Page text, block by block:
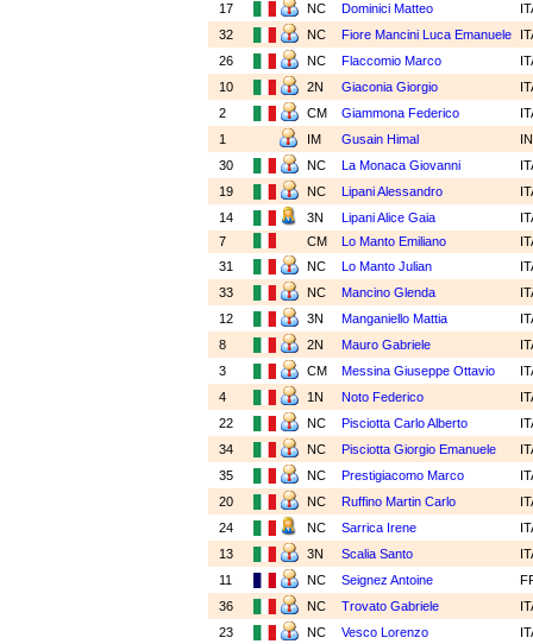
17
NC Dominici Matteo
32
NC Fiore Mancini Luca Emanuele
26
NC Flaccomio Marco
10
2N Giaconia Giorgio
2
CM Giammona Federico
1
IM Gusain Himal
30
NC La Monaca Giovanni
19
NC Lipani Alessandro
14
3N Lipani Alice Gaia
7
CM Lo Manto Emiliano
31
NC Lo Manto Julian
33
NC Mancino Glenda
12
3N Manganiello Mattia
8
2N Mauro Gabriele
3
CM Messina Giuseppe Ottavio
4
1N Noto Federico
22
NC Pisciotta Carlo Alberto
34
NC Pisciotta Giorgio Emanuele
35
NC Prestigiacomo Marco
20
NC Ruffino Martin Carlo
24
NC Sarrica Irene
13
3N Scalia Santo
11
NC Seignez Antoine
36
NC Trovato Gabriele
23
NC Vesco Lorenzo